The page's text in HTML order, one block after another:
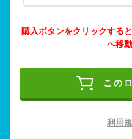
購入ボタンをクリックする
へ移
この
利用